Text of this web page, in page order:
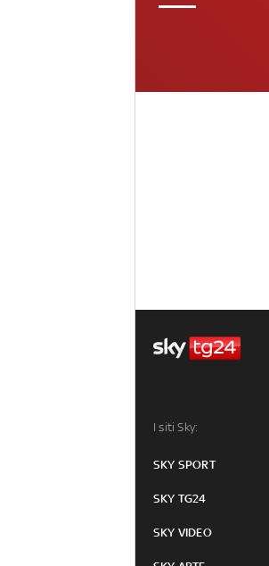
I siti Sky:
SKY SPORT
SKY TG24
SKY VIDEO